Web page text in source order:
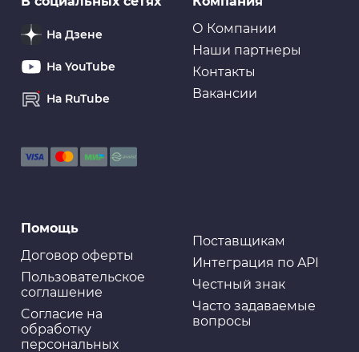
Ароматизатор на торпеду YAMMY гелевый "Marine
Губки салфетки
Салфетка KOLIBRIYA Nimbi-40 Дом-Офис, набор
Эконом, Микрофибра 25х25см, к-т6шт. (1/100)
О Компании
Наши партнеры
Контакты
Вакансии
Помощь
Договор оферты
Пользовательское
соглашение
Cогласие на
обработку
персональных
Поставщикам
Интеграция по API
Честный знак
Часто задаваемые
вопросы
На Дзене
На YouTube
На RuTube